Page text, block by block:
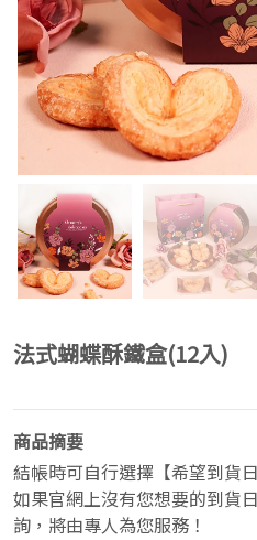
法式蝴蝶酥鐵盒(12入)
商品摘要
結帳時可自行選擇【希望到貨
如果官網上沒有您想要的到貨
詢，將由專人為您服務！